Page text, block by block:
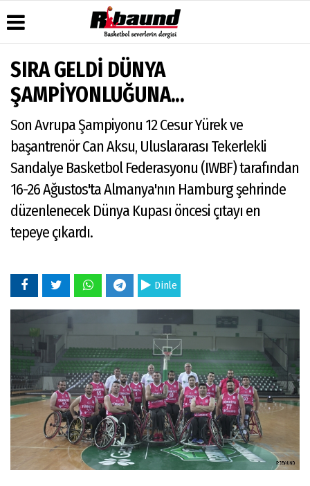
Üye Paneli
Haber
Gazete
Arşivi
Hava
Durumu
Gazete
Manşetleri
Anketler
Biyografiler
Yazarları
Galeri
Foto
Çerez
Gizlilik
İlkeleri
SIRA GELDİ DÜNYA
ŞAMPİYONLUĞUNA...
Son Avrupa Şampiyonu 12 Cesur Yürek ve
başantrenör Can Aksu, Uluslararası Tekerlekli
Sandalye Basketbol Federasyonu (IWBF) tarafından
16-26 Ağustos'ta Almanya'nın Hamburg şehrinde
düzenlenecek Dünya Kupası öncesi çıtayı en
tepeye çıkardı.
Dinle